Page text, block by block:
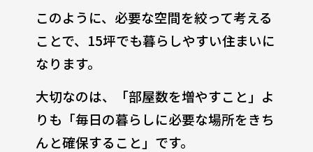
このように、必要な空間を絞って考える
ことで、15坪でも暮らしやすい住まいに
なります。
大切なのは、「部屋数を増やすこと」よ
りも「毎日の暮らしに必要な場所をきち
んと確保すること」です。